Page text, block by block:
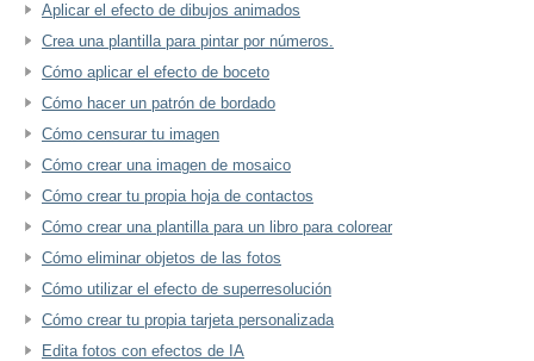
Aplicar el efecto de dibujos animados
Crea una plantilla para pintar por números.
Cómo aplicar el efecto de boceto
Cómo hacer un patrón de bordado
Cómo censurar tu imagen
Cómo crear una imagen de mosaico
Cómo crear tu propia hoja de contactos
Cómo crear una plantilla para un libro para colorear
Cómo eliminar objetos de las fotos
Cómo utilizar el efecto de superresolución
Cómo crear tu propia tarjeta personalizada
Edita fotos con efectos de IA